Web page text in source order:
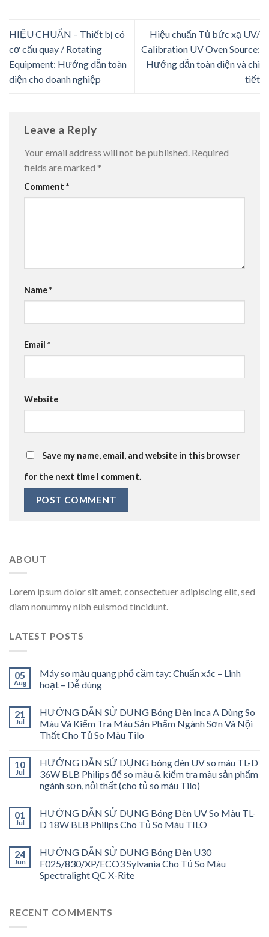
HIỆU CHUẨN – Thiết bị có
cơ cấu quay / Rotating
Equipment: Hướng dẫn toàn
diện cho doanh nghiệp
Hiệu chuẩn Tủ bức xạ UV/
Calibration UV Oven Source:
Hướng dẫn toàn diện và chi
tiết
Leave a Reply
Your email address will not be published. Required
fields are marked *
Comment *
Name*
Email *
Website
Save my name, email, and website in this browser
for the next time I comment.
ABOUT
Lorem ipsum dolor sit amet, consectetuer adipiscing elit, sed
diam nonummy nibh euismod tincidunt.
LATEST POSTS
05
Aug
Máy so màu quang phổ cầm tay: Chuẩn xác – Linh
hoạt – Dễ dùng
21
Jul
HƯỚNG DẪN SỬ DỤNG Bóng Đèn Inca A Dùng So
Màu Và Kiểm Tra Màu Sản Phẩm Ngành Sơn Và Nội
Thất Cho Tủ So Màu Tilo
10
Jul
HƯỚNG DẪN SỬ DỤNG bóng đèn UV so màu TL-D
36W BLB Philips để so màu & kiểm tra màu sản phẩm
ngành sơn, nội thất (cho tủ so màu Tilo)
01
Jul
HƯỚNG DẪN SỬ DỤNG Bóng Đèn UV So Màu TL-
D 18W BLB Philips Cho Tủ So Màu TILO
24
Jun
HƯỚNG DẪN SỬ DỤNG Bóng Đèn U30
F025/830/XP/ECO3 Sylvania Cho Tủ So Màu
Spectralight QC X-Rite
RECENT COMMENTS